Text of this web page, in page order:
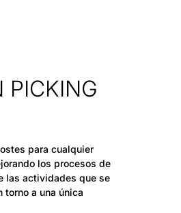
PICKING
para cualquier
los procesos de
las actividades que se
torno a una única